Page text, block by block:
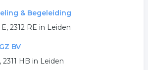
& Begeleiding
2312 RE in Leiden
BV
HB in Leiden